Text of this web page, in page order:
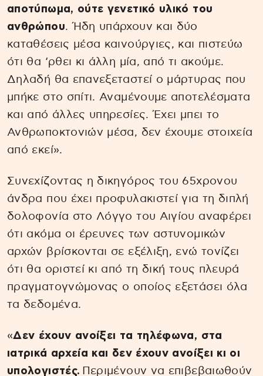
αποτύπωμα, ούτε γενετικό υλικό του
ανθρώπου. Ήδη υπάρχουν και δύο
καταθέσεις μέσα καινούργιες, και πιστεύω
ότι θα ‘ρθει κι άλλη μία, από τι ακούμε.
Δηλαδή θα επανεξεταστεί ο μάρτυρας που
μπήκε στο σπίτι. Αναμένουμε αποτελέσματα
και από άλλες υπηρεσίες. Έχει μπει το
Ανθρωποκτονιών μέσα, δεν έχουμε στοιχεία
από εκεί».
Συνεχίζοντας η δικηγόρος του 65χρονου
άνδρα που έχει προφυλακιστεί για τη διπλή
δολοφονία στο Λόγγο του Αιγίου αναφέρει
ότι ακόμα οι έρευνες των αστυνομικών
αρχών βρίσκονται σε εξέλιξη, ενώ τονίζει
ότι θα οριστεί κι από τη δική τους πλευρά
πραγματογνώμονας ο οποίος εξετάσει όλα
τα δεδομένα.
«Δεν έχουν ανοίξει τα τηλέφωνα, στα
ιατρικά αρχεία και δεν έχουν ανοίξει κι οι
υπολογιστές. Περιμένουν να επιβεβαιωθούν